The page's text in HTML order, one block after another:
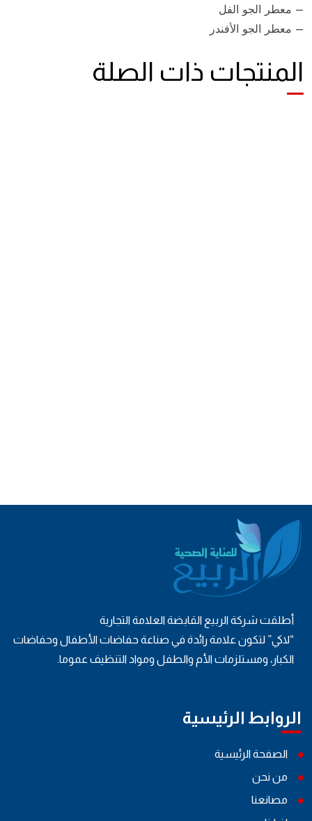
– معطر الجو الفل
– معطر الجو الأفندر
المنتجات ذات الصلة
أطلقت شركة الربيع القابضة العلامة التجارية
“لاكي” لتكون علامة رائدة في صناعة حفاضات الأطفال وحفاضات
الكبار، ومستلزمات الأم والطفل ومواد التنظيف عموما.
الروابط الرئيسية
الصفحة الرئيسية
من نحن
مصانعنا